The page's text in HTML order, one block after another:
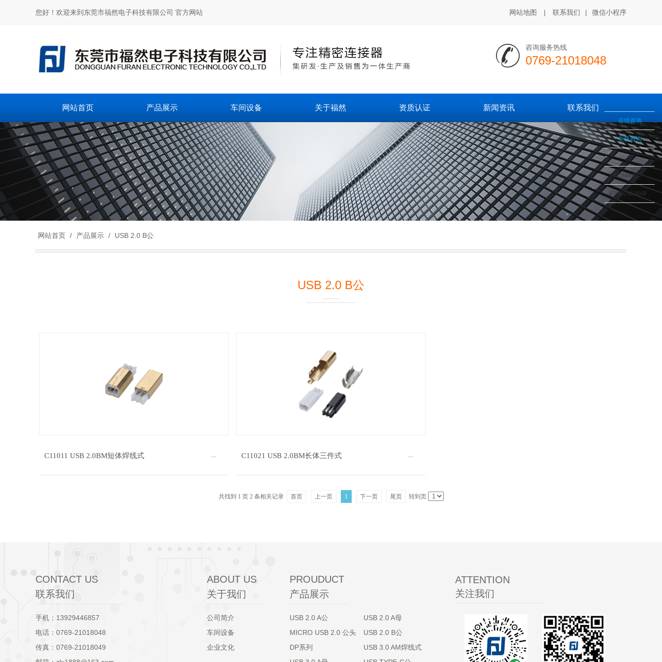
您好！欢迎来到东莞市福然电子科技有限公司 官方网站 网站地图 | 联系我们 | 微信小程序
咨询服务热线
0769-21018048
网站首页 产品展示 车间设备 关于福然 资质认证 新闻资讯 联系我们
网站首页 / 产品展示 / USB 2.0 B公
USB 2.0 B公
C11011 USB 2.0BM短体焊线式 C11021 USB 2.0BM长体三件式
共找到 1 页 2 条相关记录 首页 上一页 1 下一页 尾页 转到页
CONTACT US
联系我们
手机：13929446857
电话：0769-21018048
传真：0769-21018049
ABOUT US
关于我们
公司简介
车间设备
企业文化
PROUDUCT
产品展示
USB 2.0 A公
USB 2.0 A母
MICRO USB 2.0 公头
USB 2.0 B公
DP系列
USB 3.0 AM焊线式
ATTENTION
关注我们
在线咨询
在线咨询
13929446857
0769-21018048